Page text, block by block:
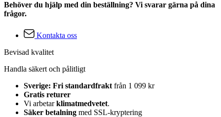
Behöver du hjälp med din beställning? Vi svarar gärna på dina
frågor.
Kontakta oss
Bevisad kvalitet
Handla säkert och pålitligt
Sverige: Fri standardfrakt från 1 099 kr
Gratis returer
Vi arbetarklimatmedvetet.
Säker betalning med SSL-kryptering